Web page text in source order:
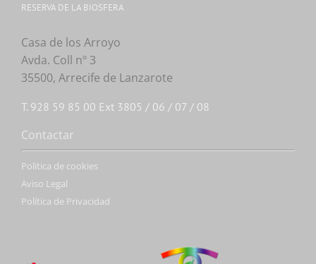
RESERVA DE LA BIOSFERA
Casa de los Arroyo
Avda. Coll nº 3
35500, Arrecife de Lanzarote
T. 928 59 85 00 Ext 3805 / 06 / 07 / 08
Contactar
Politica de cookies
Aviso Legal
Política de Privacidad